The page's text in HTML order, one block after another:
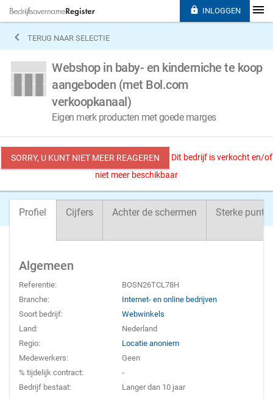
 TERUG NAAR SELECTIE
Webshop in baby- en kinderniche te koop
aangeboden (met Bol.com
verkoopkanaal)
Eigen merk producten met goede marges
SORRY, U KUNT NIET MEER REAGEREN
Dit bedrijf is verkocht en/of
niet meer beschikbaar
Profiel Cijfers Achter de schermen Sterke
Algemeen
Referentie:
BOSN26TCL78H
Branche:
Internet- en online bedrijven
Soort bedrijf:
Webwinkels
Land:
Nederland
Regio:
Locatie anoniem
Medewerkers:
Geen
% tijdelijk contract:
-
Bedrijf bestaat:
Langer dan 10 jaar
 INLOGGEN